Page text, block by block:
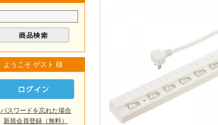
ようこそ ゲスト 様
パスワードを忘れた場合
新規会員登録（無料）